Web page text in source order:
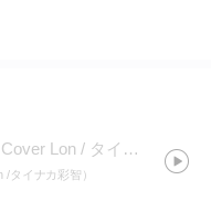
我的一个道姑朋友 - 徐薇&小鹿（Cover Lon / タイナカ彩智））
タイナカ彩智）